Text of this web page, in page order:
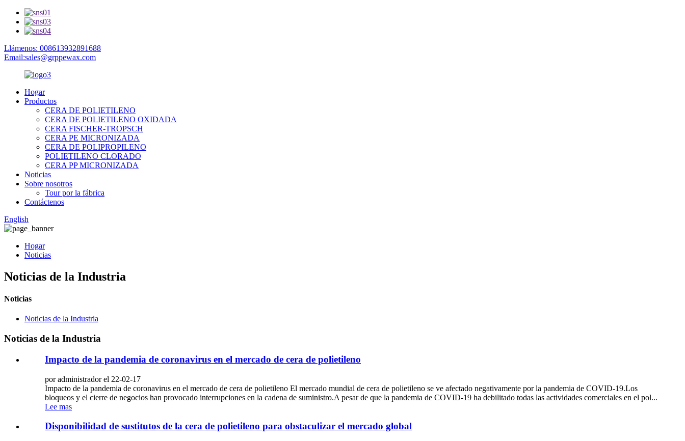
Llámenos: 008613932891688
Email:sales@grppewax.com
Hogar
Productos
CERA DE POLIETILENO
CERA DE POLIETILENO OXIDADA
CERA FISCHER-TROPSCH
CERA PE MICRONIZADA
CERA DE POLIPROPILENO
POLIETILENO CLORADO
CERA PP MICRONIZADA
Noticias
Sobre nosotros
Tour por la fábrica
Contáctenos
English
Hogar
Noticias
Noticias de la Industria
Noticias
Noticias de la Industria
Noticias de la Industria
Impacto de la pandemia de coronavirus en el mercado de cera de polietileno
por administrador el 22-02-17
Impacto de la pandemia de coronavirus en el mercado de cera de polietileno El mercado mundial de cera de polietileno se ve afectado negativamente por la pandemia de COVID-19.Los
bloqueos y el cierre de negocios han provocado interrupciones en la cadena de suministro.A pesar de que la pandemia de COVID-19 ha debilitado todas las actividades comerciales en el pol...
Lee mas
Disponibilidad de sustitutos de la cera de polietileno para obstaculizar el mercado global